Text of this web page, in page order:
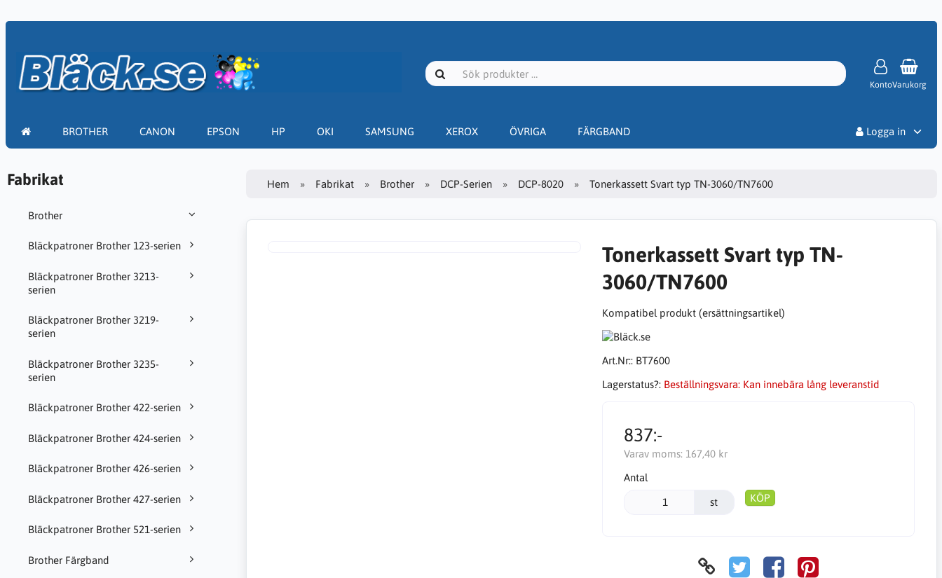
KontoVarukorg
BROTHER CANON EPSON HP OKI SAMSUNG XEROX ÖVRIGA FÄRGBAND
Logga in
Fabrikat
Brother
Bläckpatroner Brother 123-serien
Bläckpatroner Brother 3213-
serien
Bläckpatroner Brother 3219-
serien
Bläckpatroner Brother 3235-
serien
Bläckpatroner Brother 422-serien
Bläckpatroner Brother 424-serien
Bläckpatroner Brother 426-serien
Bläckpatroner Brother 427-serien
Bläckpatroner Brother 521-serien
Brother Färgband
Hem Fabrikat Brother DCP-Serien DCP-8020 Tonerkassett Svart typ TN-3060/TN7600
Tonerkassett Svart typ TN-
3060/TN7600
Kompatibel produkt (ersättningsartikel)
Art.Nr:: BT7600
Lagerstatus?: Beställningsvara: Kan innebära lång leveranstid
837:-
Varav moms: 167,40 kr
Antal
st KÖP